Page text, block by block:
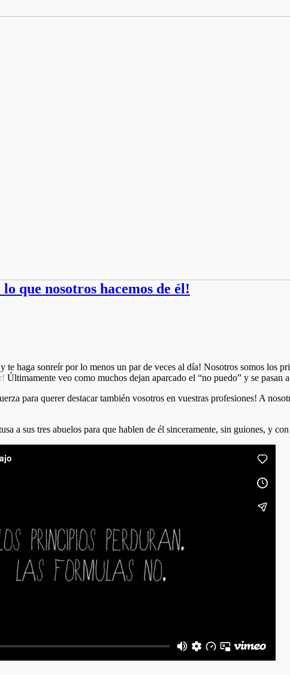
que nosotros hacemos de él!
haga sonreír por lo menos un par de veces al día! Nosotros somos los
Últimamente veo como muchos dejan aparcado el “no puedo” y se pasan
para querer destacar también vosotros en vuestras profesiones! A
a sus tres abuelos para que hablen de él sinceramente, sin guiones, y